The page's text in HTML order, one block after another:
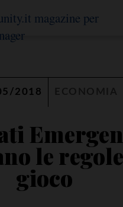
2018
le
gioco